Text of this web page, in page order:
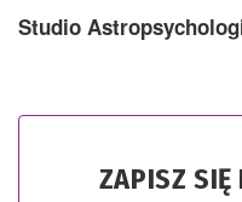
Studio
ZAPISZ SIĘ